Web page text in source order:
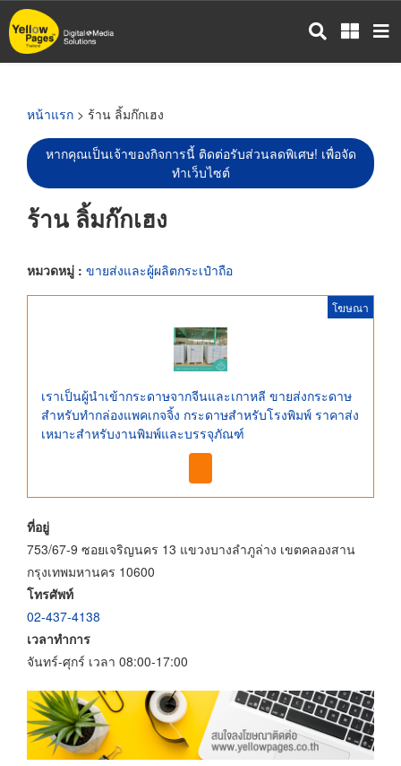
ข้าม
ไป
หน้าแรก > ร้าน ลิ้มก๊กเฮง
หากคุณเป็นเจ้าของกิจการนี้ ติดต่อรับส่วนลดพิเศษ! เพื่อจัด
ทำเว็บไซต์
ร้าน ลิ้มก๊กเฮง
หมวดหมู่ : ขายส่งและผู้ผลิตกระเป๋าถือ
โฆษณา
เราเป็นผู้นำเข้ากระดาษจากจีนและเกาหลี ขายส่งกระดาษ
สำหรับทำกล่องแพคเกจจิ้ง กระดาษสำหรับโรงพิมพ์ ราคาส่ง
เหมาะสำหรับงานพิมพ์และบรรจุภัณฑ์
ที่อยู่
753/67-9 ซอยเจริญนคร 13 แขวงบางลำภูล่าง เขตคลองสาน
กรุงเทพมหานคร 10600
โทรศัพท์
02-437-4138
เวลาทำการ
จันทร์-ศุกร์ เวลา 08:00-17:00